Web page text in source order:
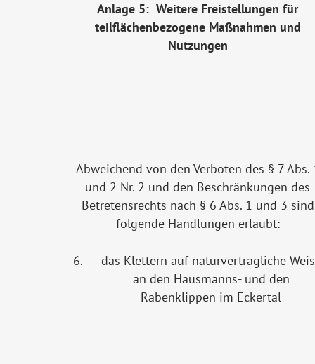
Anlage 5: Weitere Freistellungen für
teilflächenbezogene Maßnahmen und
Nutzungen
Abweichend von den Verboten des § 7 Abs.
und 2 Nr. 2 und den Beschränkungen des
Betretensrechts nach § 6 Abs. 1 und 3 sind
folgende Handlungen erlaubt:
6.
das Klettern auf naturverträgliche
an den Hausmanns- und den
Rabenklippen im Eckertal